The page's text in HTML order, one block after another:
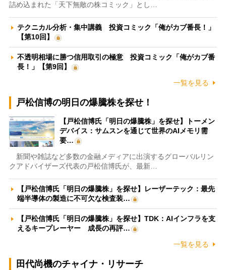
詰め込まれた「天下無敵の株コミック」とし…
テクニカル分析・集中講義 投資コミック「俺がカブ番長！」
【第10回】
不透明相場に勝つ信用取引の極意 投資コミック「俺がカブ番
長！」【第9回】
一覧を見る
戸松信博の明日の爆騰株を探せ！
【戸松信博氏「明日の爆騰株」を探せ】トーメン
デバイス：サムスンを通じて世界のAIメモリ需
要…
新聞や雑誌など多数の金融メディアに出演するグローバルリン
クアドバイザーズ代表の戸松信博氏が、最新…
【戸松信博氏「明日の爆騰株」を探せ】レーザーテック：最先
端半導体の製造に不可欠な検査装…
【戸松信博氏「明日の爆騰株」を探せ】TDK：AIインフラを支
えるキープレーヤー 成長の再評…
一覧を見る
田代尚機のチャイナ・リサーチ